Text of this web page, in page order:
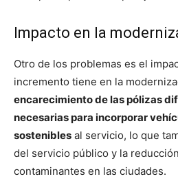
Impacto en la
Otro de los problemas es el
incremento tiene en la
encarecimiento de las pólizas
necesarias para incorporar
sostenibles al servicio, lo que
del servicio público y la
contaminantes en las ciudades.